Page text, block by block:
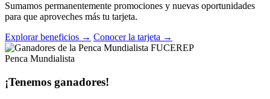
Sumamos permanentemente promociones y nuevas oportunidades
para que aproveches más tu tarjeta.
Explorar beneficios → Conocer la tarjeta →
Penca Mundialista
¡Tenemos ganadores!